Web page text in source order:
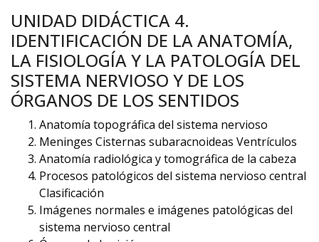
UNIDAD DIDÁCTICA 4.
IDENTIFICACIÓN DE LA ANATOMÍA,
LA FISIOLOGÍA Y LA PATOLOGÍA DEL
SISTEMA NERVIOSO Y DE LOS
ÓRGANOS DE LOS SENTIDOS
Anatomía topográfica del sistema nervioso
Meninges Cisternas subaracnoideas Ventrículos
Anatomía radiológica y tomográfica de la cabeza
Procesos patológicos del sistema nervioso central
Clasificación
Imágenes normales e imágenes patológicas del
sistema nervioso central